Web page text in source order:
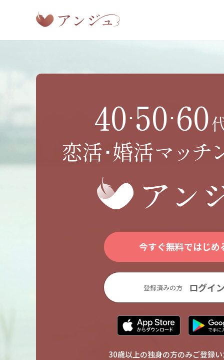
40･50･60
恋活･婚活マッチ
今すぐ無料ではじめ
登録済みの方 ログイ
30歳以上の独身の方のみご登録